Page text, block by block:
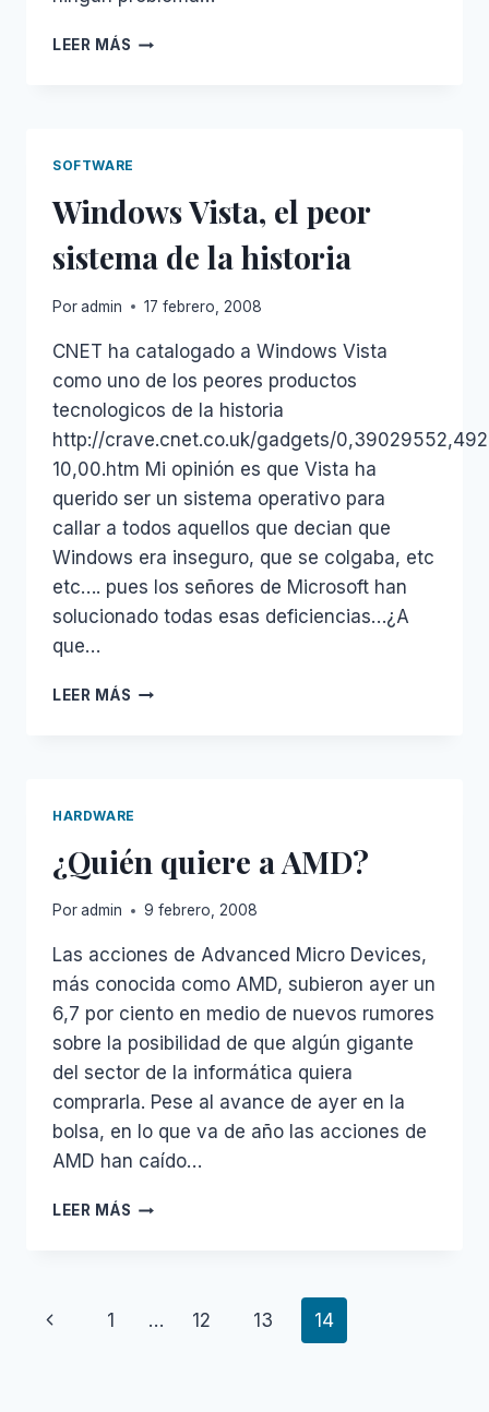
LEER MÁS FOLDING
SOFTWARE
Windows Vista, el peor
sistema de la historia
Poradmin 17 febrero, 2008
CNET ha catalogado a Windows Vista
como uno de los peores productos
tecnologicos de la historia
http://crave.cnet.co.uk/gadgets/
10,00.htm Mi opinión es que Vista ha
querido ser un sistema operativo para
callar a todos aquellos que decian que
Windows era inseguro, que se colgaba, etc
etc…. pues los señores de Microsoft han
solucionado todas esas deficiencias…¿A
que…
LEER MÁS WINDOWS
HISTORIA
HARDWARE
¿Quién quiere a AMD?
Poradmin 9 febrero, 2008
Las acciones de Advanced Micro Devices,
más conocida como AMD, subieron ayer un
6,7 por ciento en medio de nuevos rumores
sobre la posibilidad de que algún gigante
del sector de la informática quiera
comprarla. Pese al avance de ayer en la
bolsa, en lo que va de año las acciones de
AMD han caído…
LEER MÁS ¿QUIÉN
Navegación
Página
1 … 12 13 14